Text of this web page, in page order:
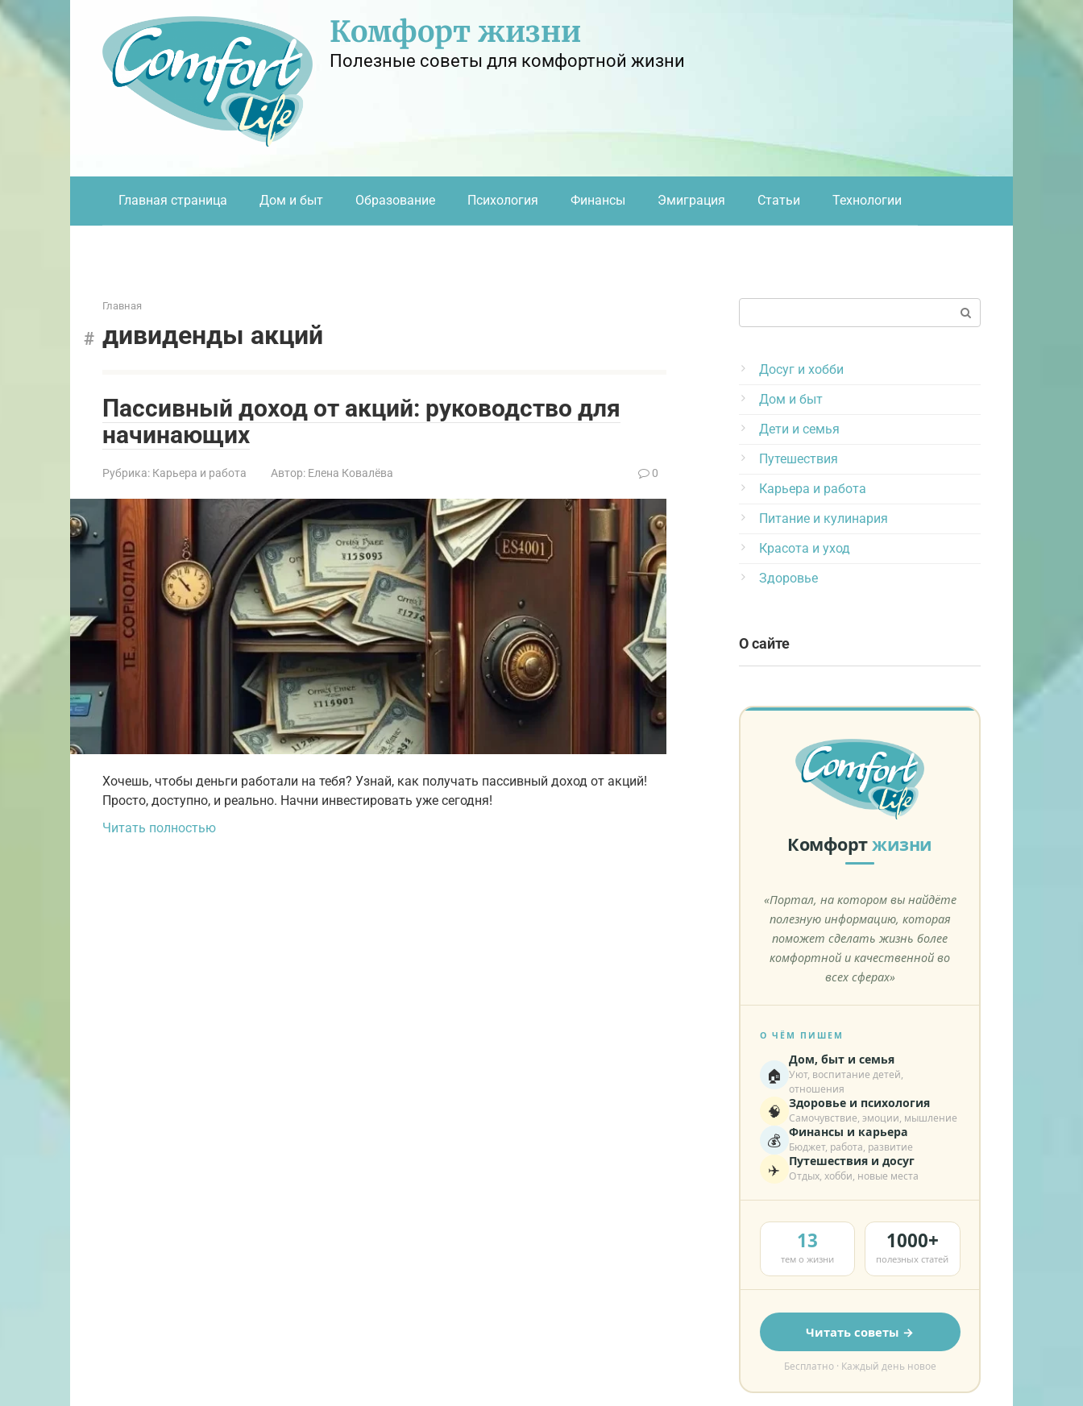
Перейти
контенту
Комфорт жизни
Полезные советы для комфортной жизни
Главная страница Дом и быт Образование Психология Финансы Эмиграция Статьи Технологии
Главная
дивиденды акций
Пассивный доход от акций: руководство для
начинающих
Рубрика: Карьера и работа Автор: Елена Ковалёва 0
Хочешь, чтобы деньги работали на тебя? Узнай, как получать пассивный доход от акций!
Просто, доступно, и реально. Начни инвестировать уже сегодня!
Читать полностью
Досуг и хобби
Дом и быт
Дети и семья
Путешествия
Карьера и работа
Питание и кулинария
Красота и уход
Здоровье
О сайте
Комфортжизни
«Портал, на котором вы найдёте
полезную информацию, которая
поможет сделать жизнь более
комфортной и качественной во
всех сферах»
О ЧЁМ ПИШЕМ
🏠
Дом, быт и семья
Уют, воспитание детей,
отношения
🧠 Здоровье и психология
Самочувствие, эмоции, мышление
💰 Финансы и карьера
Бюджет, работа, развитие
✈️ Путешествия и досуг
Отдых, хобби, новые места
13
тем о жизни
1000+
полезных статей
Читать советы →
Бесплатно · Каждый день новое